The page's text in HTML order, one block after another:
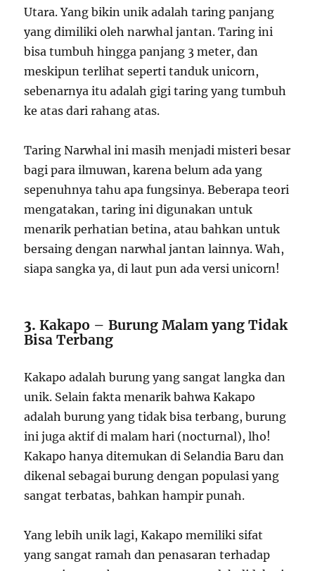
Utara. Yang bikin unik adalah taring panjang
yang dimiliki oleh narwhal jantan. Taring ini
bisa tumbuh hingga panjang 3 meter, dan
meskipun terlihat seperti tanduk unicorn,
sebenarnya itu adalah gigi taring yang tumbuh
ke atas dari rahang atas.
Taring Narwhal ini masih menjadi misteri besar
bagi para ilmuwan, karena belum ada yang
sepenuhnya tahu apa fungsinya. Beberapa teori
mengatakan, taring ini digunakan untuk
menarik perhatian betina, atau bahkan untuk
bersaing dengan narwhal jantan lainnya. Wah,
siapa sangka ya, di laut pun ada versi unicorn!
3.Kakapo – Burung Malam yang Tidak
Bisa Terbang
Kakapo adalah burung yang sangat langka dan
unik. Selain fakta menarik bahwa Kakapo
adalah burung yang tidak bisa terbang, burung
ini juga aktif di malam hari (nocturnal), lho!
Kakapo hanya ditemukan di Selandia Baru dan
dikenal sebagai burung dengan populasi yang
sangat terbatas, bahkan hampir punah.
Yang lebih unik lagi, Kakapo memiliki sifat
yang sangat ramah dan penasaran terhadap